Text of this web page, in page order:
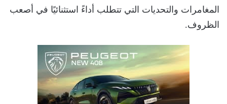
المغامرات والتحديات التي تتطلب أداءً استثنائيًا في أصعب
الظروف.